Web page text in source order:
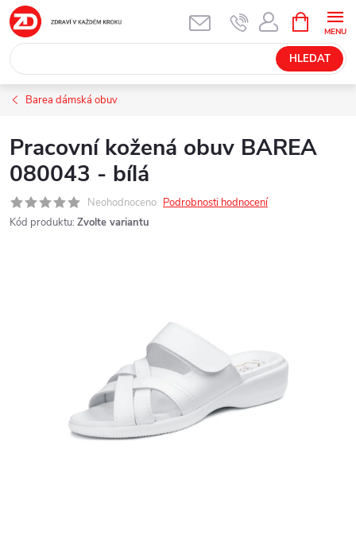
Přejít
na
obsah
HLEDAT
NÁKUPNÍ
KOŠÍK
Barea dámská obuv
Pracovní kožená obuv BAREA
080043 - bílá
Neohodnoceno Podrobnosti hodnocení
Kód produktu: Zvolte variantu